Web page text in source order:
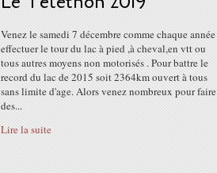
Venez le samedi 7 décembre comme chaque année
effectuer le tour du lac à pied ,à cheval,en vtt ou
tous autres moyens non motorisés . Pour battre le
record du lac de 2015 soit 2364km ouvert à tous
sans limite d'age. Alors venez nombreux pour faire
des...
Lire la suite